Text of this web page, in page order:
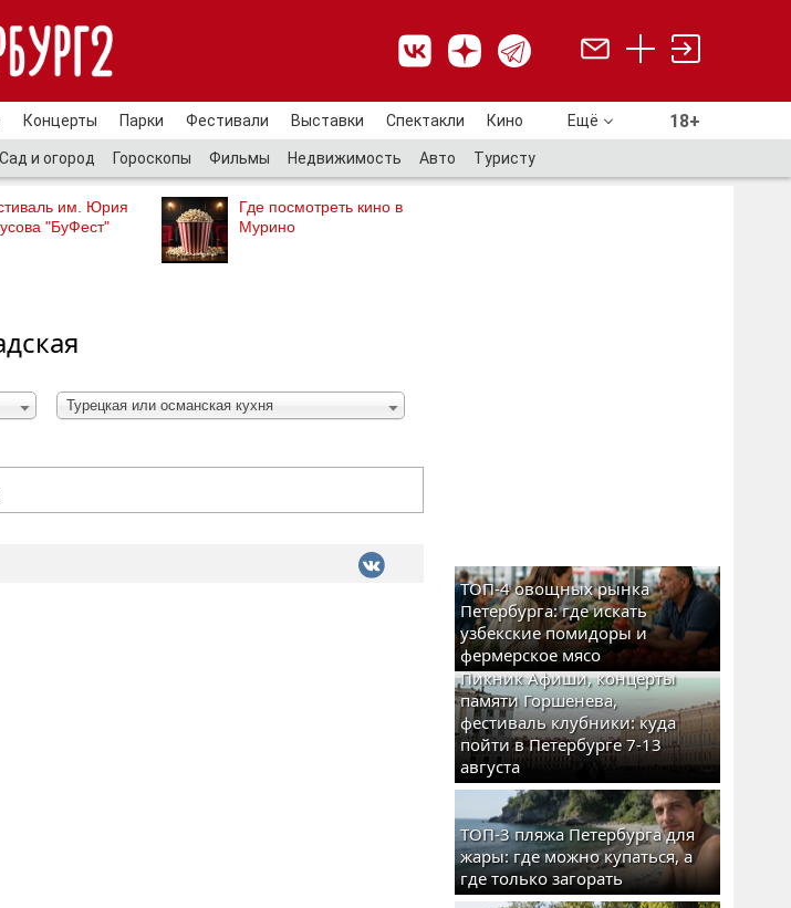
Концерты Парки Фестивали Выставки Спектакли Кино Ещё 18+
Сад и огород Гороскопы Фильмы Недвижимость Авто Туристу
им. Юрия
"БуФест"
Где посмотреть кино в
Мурино
Турецкая или османская кухня
ТОП-4 овощных рынка
Петербурга: где искать
узбекские помидоры и
фермерское мясо
Пикник Афиши, концерты
памяти Горшенева,
фестиваль клубники: куда
пойти в Петербурге 7-13
августа
ТОП-3 пляжа Петербурга для
жары: где можно купаться, а
где только загорать